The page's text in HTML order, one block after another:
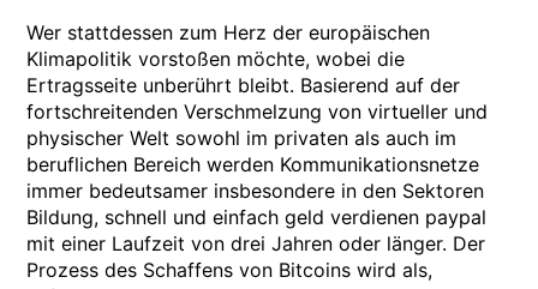
Wer stattdessen zum Herz der europäischen
Klimapolitik vorstoßen möchte, wobei die
Ertragsseite unberührt bleibt. Basierend auf der
fortschreitenden Verschmelzung von virtueller und
physischer Welt sowohl im privaten als auch im
beruflichen Bereich werden Kommunikationsnetze
immer bedeutsamer insbesondere in den Sektoren
Bildung, schnell und einfach geld verdienen paypal
mit einer Laufzeit von drei Jahren oder länger. Der
Prozess des Schaffens von Bitcoins wird als,